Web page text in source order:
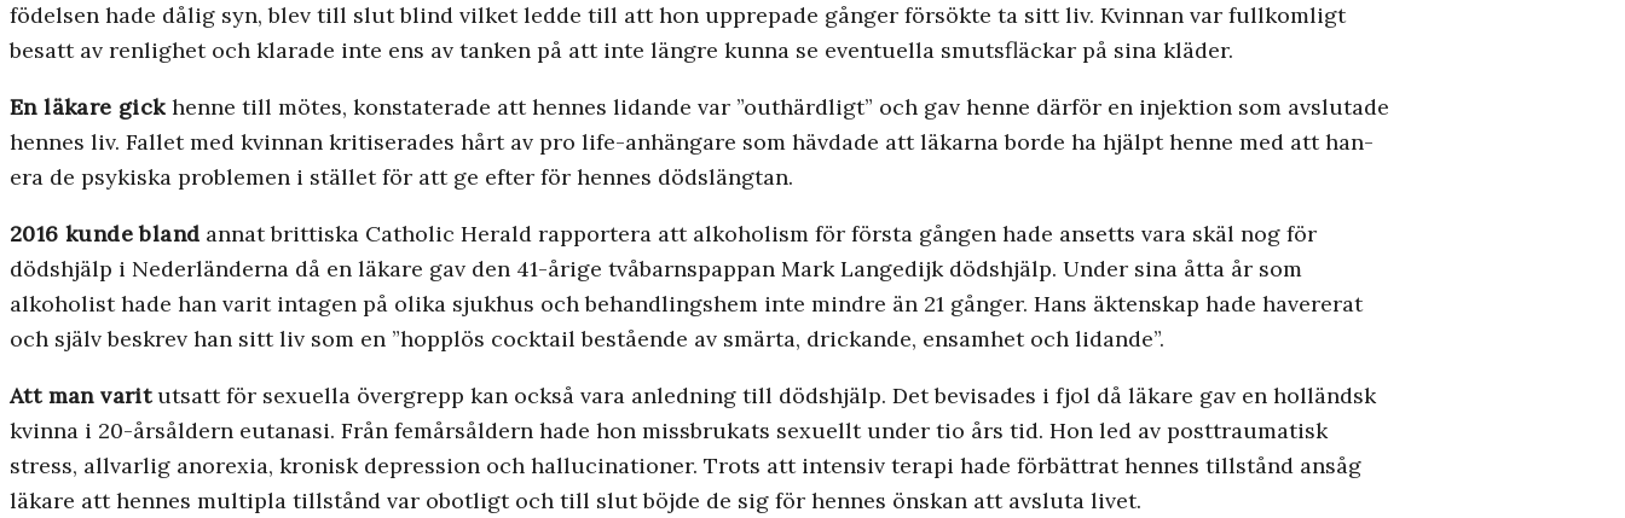
födelsen hade dålig syn, blev till slut blind vilket ledde till att hon upprepade gånger försökte ta sitt liv. Kvinnan var fullkomligt
besatt av renlighet och klarade inte ens av tanken på att inte längre kunna se eventuella smutsfläckar på sina kläder.
En läkare gick henne till mötes, konstaterade att hennes lidande var ”outhärdligt” och gav henne därför en injektion som avslutade
hennes liv. Fallet med kvinnan kritiserades hårt av pro life-anhängare som hävdade att läkarna borde ha hjälpt henne med att han-
era de psykiska problemen i stället för att ge efter för hennes dödslängtan.
2016 kunde bland annat brittiska Catholic Herald rapportera att alkoholism för första gången hade ansetts vara skäl nog för
dödshjälp i Nederländerna då en läkare gav den 41-årige tvåbarnspappan Mark Langedijk dödshjälp. Under sina åtta år som
alkoholist hade han varit intagen på olika sjukhus och behandlingshem inte mindre än 21 gånger. Hans äktenskap hade havererat
och själv beskrev han sitt liv som en ”hopplös cocktail bestående av smärta, drickande, ensamhet och lidande”.
Att man varitutsatt för sexuella övergrepp kan också vara anledning till dödshjälp. Det bevisades i fjol då läkare gav en holländsk
kvinna i 20-årsåldern eutanasi. Från femårsåldern hade hon missbrukats sexuellt under tio års tid. Hon led av posttraumatisk
stress, allvarlig anorexia, kronisk depression och hallucinationer. Trots att intensiv terapi hade förbättrat hennes tillstånd ansåg
läkare att hennes multipla tillstånd var obotligt och till slut böjde de sig för hennes önskan att avsluta livet.